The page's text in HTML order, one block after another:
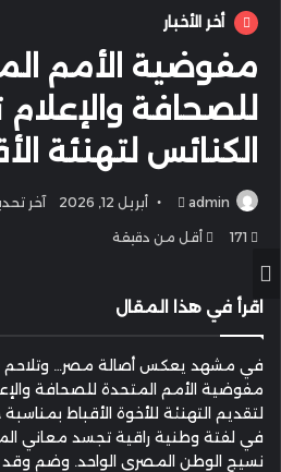
أخر الأخبار
مفوضية الأمم
للصحافة
الكنائس لتهنئة
admin
أرسل أبريل 12, 2026 آخر تحديث:
171 أقل من دقيقة
اقرأ في هذا المقال
في مشهد يعكس أصالة مصر… وتلاحم
مفوضية الأمم المتحدة للصحافة
لتقديم التهنئة للأخوة الأقباط
في لفتة وطنية راقية تجسد معاني
نسيج الوطن المصري الواحد. وضم